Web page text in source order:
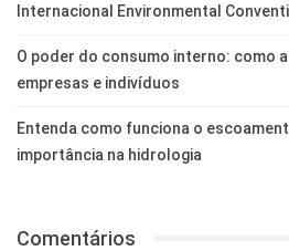
Internacional Environmental
O poder do consumo interno: como
empresas e indivíduos
Entenda como funciona o
importância na hidrologia
Comentários